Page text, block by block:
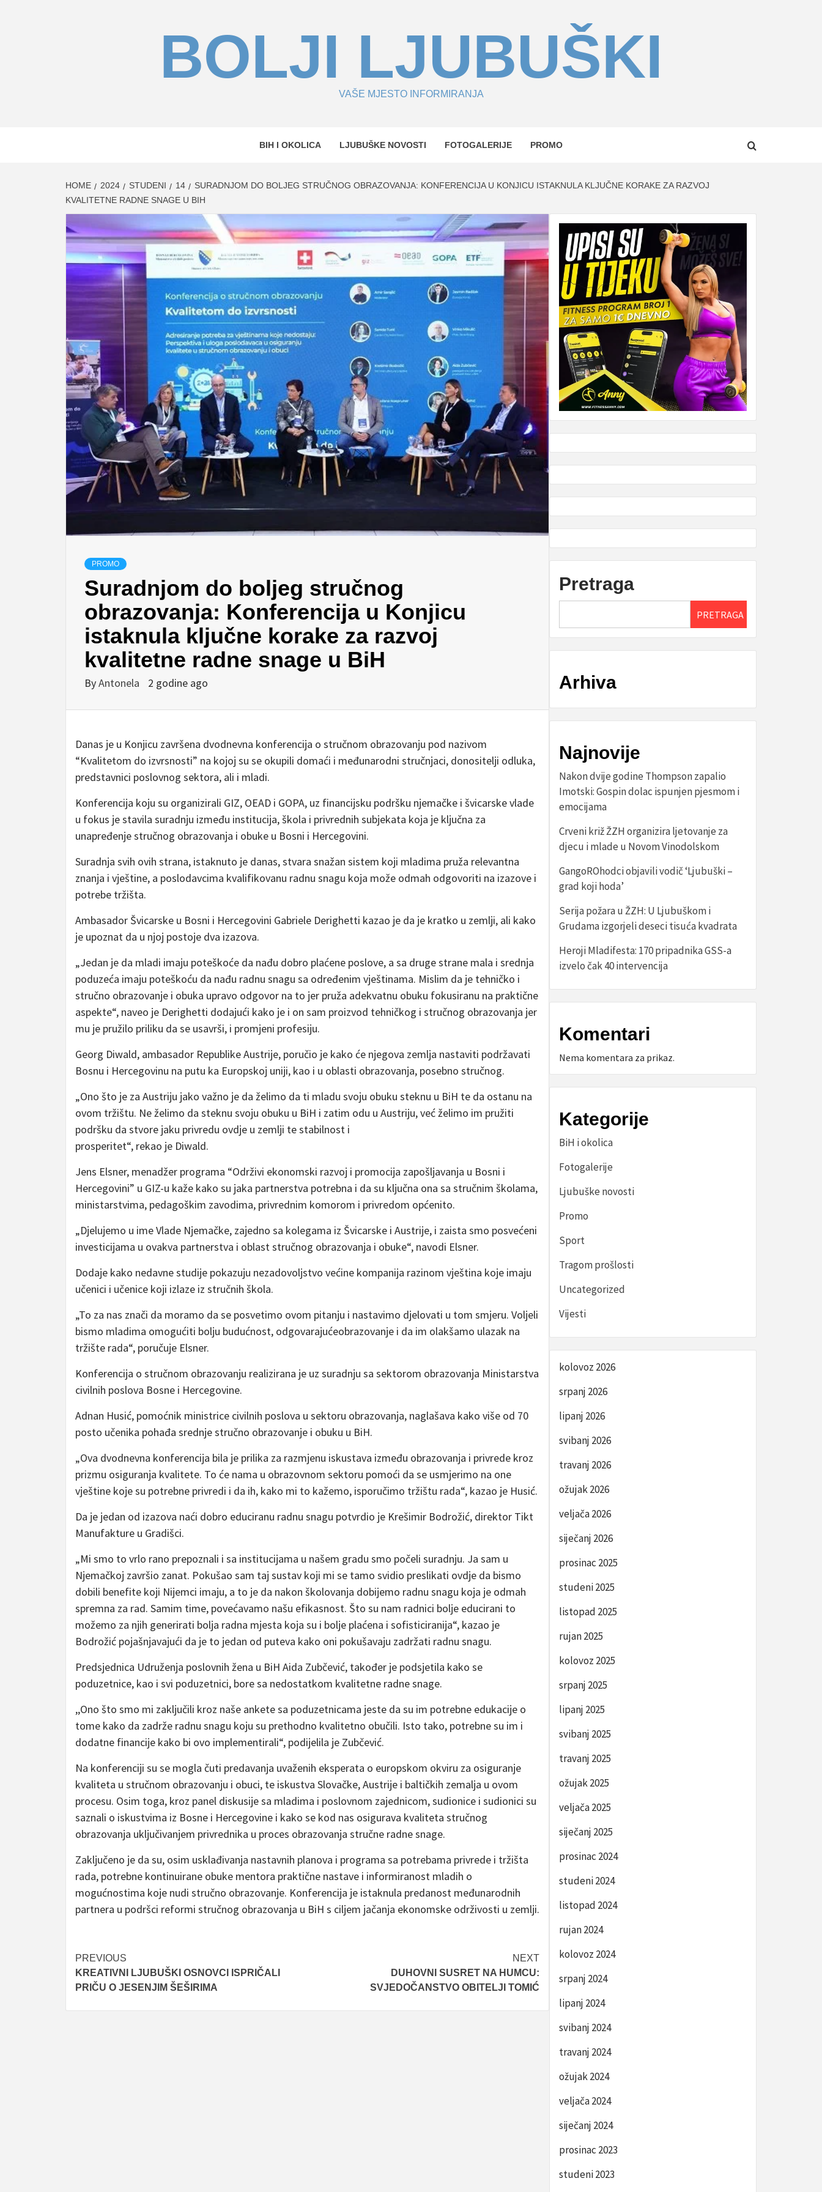
BOLJI LJUBUŠKI
VAŠE MJESTO INFORMIRANJA
BIH I OKOLICA LJUBUŠKE NOVOSTI FOTOGALERIJE PROMO
HOME 2024 STUDENI 14
SURADNJOM DO BOLJEG STRUČNOG OBRAZOVANJA: KONFERENCIJA U KONJICU ISTAKNULA KLJUČNE KORAKE ZA RAZVOJ
KVALITETNE RADNE SNAGE U BIH
PROMO
Suradnjom do boljeg stručnog
obrazovanja: Konferencija u Konjicu
istaknula ključne korake za razvoj
kvalitetne radne snage u BiH
ByAntonela 2 godine ago
Danas je u Konjicu završena dvodnevna konferencija o stručnom obrazovanju pod nazivom
“Kvalitetom do izvrsnosti” na kojoj su se okupili domaći i međunarodni stručnjaci, donositelji odluka,
predstavnici poslovnog sektora, ali i mladi.
Konferencija koju su organizirali GIZ, OEAD i GOPA, uz financijsku podršku njemačke i švicarske vlade
u fokus je stavila suradnju između institucija, škola i privrednih subjekata koja je ključna za
unapređenje stručnog obrazovanja i obuke u Bosni i Hercegovini.
Suradnja svih ovih strana, istaknuto je danas, stvara snažan sistem koji mladima pruža relevantna
znanja i vještine, a poslodavcima kvalifikovanu radnu snagu koja može odmah odgovoriti na izazove i
potrebe tržišta.
Ambasador Švicarske u Bosni i Hercegovini Gabriele Derighetti kazao je da je kratko u zemlji, ali kako
je upoznat da u njoj postoje dva izazova.
„Jedan je da mladi imaju poteškoće da nađu dobro plaćene poslove, a sa druge strane mala i srednja
poduzeća imaju poteškoću da nađu radnu snagu sa određenim vještinama. Mislim da je tehničko i
stručno obrazovanje i obuka upravo odgovor na to jer pruža adekvatnu obuku fokusiranu na praktične
aspekte“, naveo je Derighetti dodajući kako je i on sam proizvod tehničkog i stručnog obrazovanja jer
mu je pružilo priliku da se usavrši, i promjeni profesiju.
Georg Diwald, ambasador Republike Austrije, poručio je kako će njegova zemlja nastaviti podržavati
Bosnu i Hercegovinu na putu ka Europskoj uniji, kao i u oblasti obrazovanja, posebno stručnog.
„Ono što je za Austriju jako važno je da želimo da ti mladu svoju obuku steknu u BiH te da ostanu na
ovom tržištu. Ne želimo da steknu svoju obuku u BiH i zatim odu u Austriju, već želimo im pružiti
podršku da stvore jaku privredu ovdje u zemlji te stabilnost i
prosperitet“, rekao je Diwald.
Jens Elsner, menadžer programa “Održivi ekonomski razvoj i promocija zapošljavanja u Bosni i
Hercegovini” u GIZ-u kaže kako su jaka partnerstva potrebna i da su ključna ona sa stručnim školama,
ministarstvima, pedagoškim zavodima, privrednim komorom i privredom općenito.
„Djelujemo u ime Vlade Njemačke, zajedno sa kolegama iz Švicarske i Austrije, i zaista smo posvećeni
investicijama u ovakva partnerstva i oblast stručnog obrazovanja i obuke“, navodi Elsner.
Dodaje kako nedavne studije pokazuju nezadovoljstvo većine kompanija razinom vještina koje imaju
učenici i učenice koji izlaze iz stručnih škola.
„To za nas znači da moramo da se posvetimo ovom pitanju i nastavimo djelovati u tom smjeru. Voljeli
bismo mladima omogućiti bolju budućnost, odgovarajućeobrazovanje i da im olakšamo ulazak na
tržište rada“, poručuje Elsner.
Konferencija o stručnom obrazovanju realizirana je uz suradnju sa sektorom obrazovanja Ministarstva
civilnih poslova Bosne i Hercegovine.
Adnan Husić, pomoćnik ministrice civilnih poslova u sektoru obrazovanja, naglašava kako više od 70
posto učenika pohađa srednje stručno obrazovanje i obuku u BiH.
„Ova dvodnevna konferencija bila je prilika za razmjenu iskustava između obrazovanja i privrede kroz
prizmu osiguranja kvalitete. To će nama u obrazovnom sektoru pomoći da se usmjerimo na one
vještine koje su potrebne privredi i da ih, kako mi to kažemo, isporučimo tržištu rada“, kazao je Husić.
Da je jedan od izazova naći dobro educiranu radnu snagu potvrdio je Krešimir Bodrožić, direktor Tikt
Manufakture u Gradišci.
„Mi smo to vrlo rano prepoznali i sa institucijama u našem gradu smo počeli suradnju. Ja sam u
Njemačkoj završio zanat. Pokušao sam taj sustav koji mi se tamo svidio preslikati ovdje da bismo
dobili benefite koji Nijemci imaju, a to je da nakon školovanja dobijemo radnu snagu koja je odmah
spremna za rad. Samim time, povećavamo našu efikasnost. Što su nam radnici bolje educirani to
možemo za njih generirati bolja radna mjesta koja su i bolje plaćena i sofisticiranija“, kazao je
Bodrožić pojašnjavajući da je to jedan od puteva kako oni pokušavaju zadržati radnu snagu.
Predsjednica Udruženja poslovnih žena u BiH Aida Zubčević, također je podsjetila kako se
poduzetnice, kao i svi poduzetnici, bore sa nedostatkom kvalitetne radne snage.
,,Ono što smo mi zaključili kroz naše ankete sa poduzetnicama jeste da su im potrebne edukacije o
tome kako da zadrže radnu snagu koju su prethodno kvalitetno obučili. Isto tako, potrebne su im i
dodatne financije kako bi ovo implementirali“, podijelila je Zubčević.
Na konferenciji su se mogla čuti predavanja uvaženih eksperata o europskom okviru za osiguranje
kvaliteta u stručnom obrazovanju i obuci, te iskustva Slovačke, Austrije i baltičkih zemalja u ovom
procesu. Osim toga, kroz panel diskusije sa mladima i poslovnom zajednicom, sudionice i sudionici su
saznali o iskustvima iz Bosne i Hercegovine i kako se kod nas osigurava kvaliteta stručnog
obrazovanja uključivanjem privrednika u proces obrazovanja stručne radne snage.
Zaključeno je da su, osim usklađivanja nastavnih planova i programa sa potrebama privrede i tržišta
rada, potrebne kontinuirane obuke mentora praktične nastave i informiranost mladih o
mogućnostima koje nudi stručno obrazovanje. Konferencija je istaknula predanost međunarodnih
partnera u podršci reformi stručnog obrazovanja u BiH s ciljem jačanja ekonomske održivosti u zemlji.
Post
navigation
PREVIOUS
KREATIVNI LJUBUŠKI OSNOVCI ISPRIČALI
PRIČU O JESENJIM ŠEŠIRIMA
NEXT
DUHOVNI SUSRET NA HUMCU:
SVJEDOČANSTVO OBITELJI TOMIĆ
Pretraga
PRETRAGA
Arhiva
Najnovije
Nakon dvije godine Thompson zapalio
Imotski: Gospin dolac ispunjen pjesmom i
emocijama
Crveni križ ŽZH organizira ljetovanje za
djecu i mlade u Novom Vinodolskom
GangoROhodci objavili vodič ‘Ljubuški –
grad koji hoda’
Serija požara u ŽZH: U Ljubuškom i
Grudama izgorjeli deseci tisuća kvadrata
Heroji Mladifesta: 170 pripadnika GSS-a
izvelo čak 40 intervencija
Komentari
Nema komentara za prikaz.
Kategorije
BiH i okolica
Fotogalerije
Ljubuške novosti
Promo
Sport
Tragom prošlosti
Uncategorized
Vijesti
kolovoz 2026
srpanj 2026
lipanj 2026
svibanj 2026
travanj 2026
ožujak 2026
veljača 2026
siječanj 2026
prosinac 2025
studeni 2025
listopad 2025
rujan 2025
kolovoz 2025
srpanj 2025
lipanj 2025
svibanj 2025
travanj 2025
ožujak 2025
veljača 2025
siječanj 2025
prosinac 2024
studeni 2024
listopad 2024
rujan 2024
kolovoz 2024
srpanj 2024
lipanj 2024
svibanj 2024
travanj 2024
ožujak 2024
veljača 2024
siječanj 2024
prosinac 2023
studeni 2023